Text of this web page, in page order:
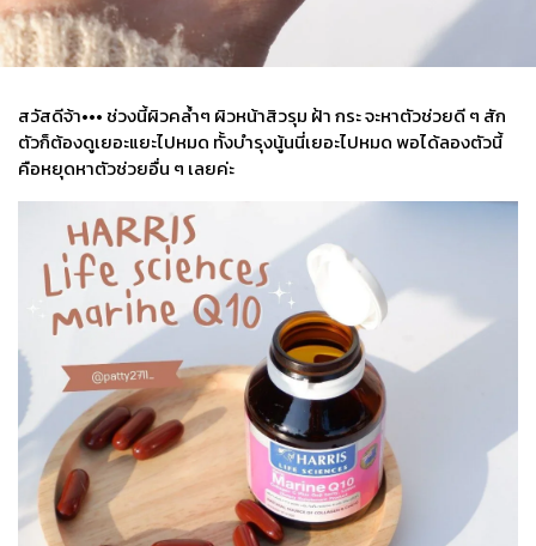
สวัสดีจ้า••• ช่วงนี้ผิวคล้ำๆ ผิวหน้าสิวรุม ฝ้า กระ จะหาตัวช่วยดี ๆ สัก
ตัวก็ต้องดูเยอะแยะไปหมด ทั้งบำรุงนู้นนี่เยอะไปหมด พอได้ลองตัวนี้
คือหยุดหาตัวช่วยอื่น ๆ เลยค่ะ